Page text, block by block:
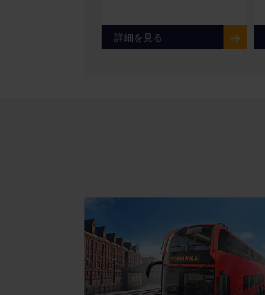
詳細を見る